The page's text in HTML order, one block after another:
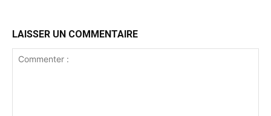
LAISSER UN COMMENTAIRE